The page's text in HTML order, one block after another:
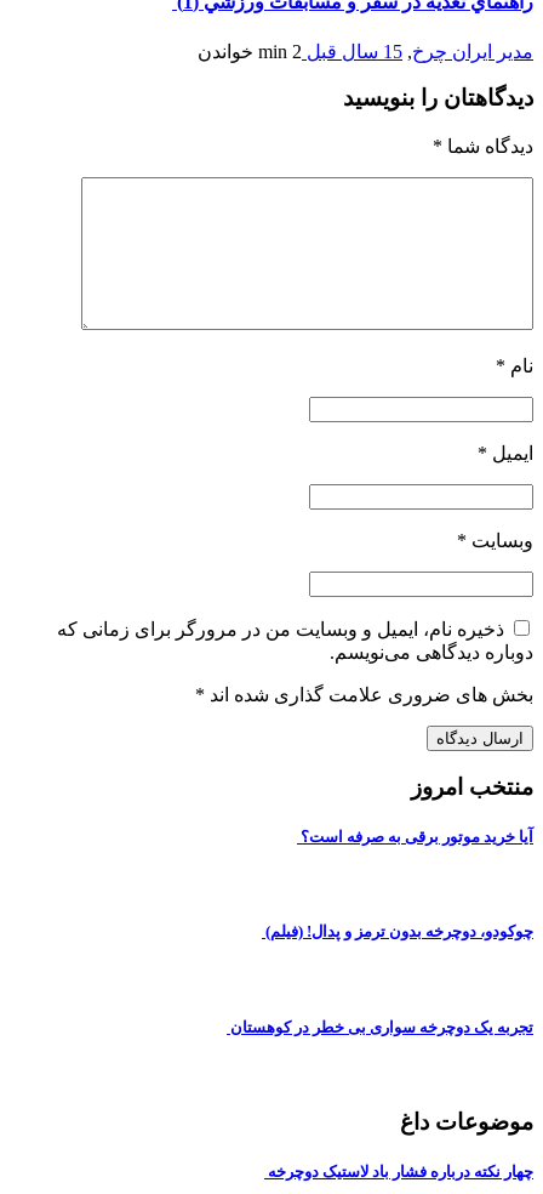
مدیر ایران چرخ, 15 سال قبل 2 min خواندن
دیدگاهتان را بنویسید
دیدگاه شما *
نام *
ایمیل *
وبسایت *
ذخیره نام، ایمیل و وبسایت من در مرورگر برای زمانی که
دوباره دیدگاهی می‌نویسم.
بخش های ضروری علامت گذاری شده اند *
منتخب امروز
آیا خرید موتور برقی به صرفه است؟
چوکودو، دوچرخه بدون ترمز و پدال! (فیلم)
تجربه یک دوچرخه سواری بی خطر در کوهستان
موضوعات داغ
چهار نکته درباره فشار باد لاستیک دوچرخه